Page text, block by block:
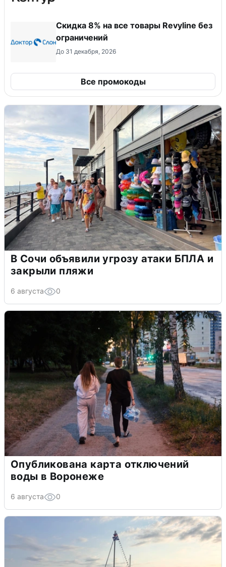
​Скидка 8% на все товары Revyline без
ограничений
До 31 декабря, 2026
Все промокоды
В Сочи объявили угрозу атаки БПЛА и
закрыли пляжи
6 августа 0
Опубликована карта отключений
воды в Воронеже
6 августа 0